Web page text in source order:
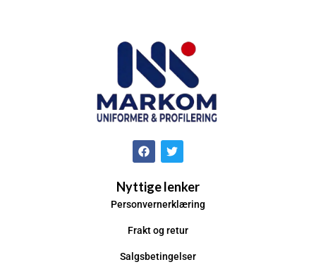
Nyttige lenker
Personvernerklæring
Frakt og retur
Salgsbetingelser